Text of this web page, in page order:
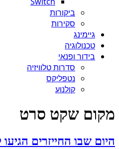
ביקורות
סקירות
גיימינג
טכנולוגיה
בידור ופנאי
סדרות טלוויזיה
נטפליקס
קולנוע
מקום שקט סרט
היום שבו החייזרים